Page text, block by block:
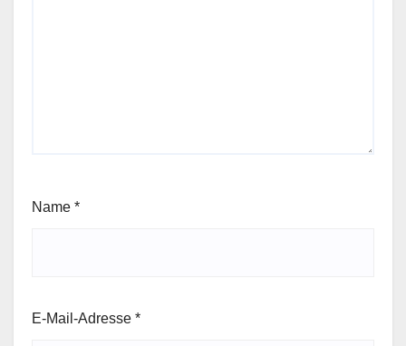
Name *
E-Mail-Adresse *